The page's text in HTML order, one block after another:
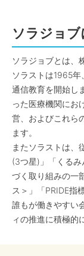
ソラジョ
ソラジョブとは、
ソラストは1965年
通信教育を開始し
った医療機関にお
営、およびこれら
ます。
またソラストは、
(3つ星)」「くる
づく取り組みの一
ス＞」「PRIDE指
誰もが働きやすい
ィの推進に積極的